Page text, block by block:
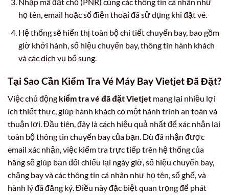
Nhập mã đặt chỗ (PNR) cùng các thông tin cá nhân như
họ tên, email hoặc số điện thoại đã sử dụng khi đặt vé.
Hệ thống sẽ hiển thị toàn bộ chi tiết chuyến bay, bao gồm
giờ khởi hành, số hiệu chuyến bay, thông tin hành khách
và các dịch vụ bổ sung.
Tại Sao Cần Kiểm Tra Vé Máy Bay Vietjet Đã Đặt?
Việc chủ động kiểm tra vé đã đặt Vietjet mang lại nhiều lợi
ích thiết thực, giúp hành khách có một hành trình an toàn và
thuận lợi. Đầu tiên, đây là cách hiệu quả nhất để xác nhận lại
toàn bộ thông tin chuyến bay của bạn. Dù đã nhận được
email xác nhận, việc kiểm tra trực tiếp trên hệ thống của
hãng sẽ giúp bạn đối chiếu lại ngày giờ, số hiệu chuyến bay,
chặng bay và các thông tin cá nhân như họ tên, số ghế, và
hành lý đã đăng ký. Điều này đặc biệt quan trọng để phát